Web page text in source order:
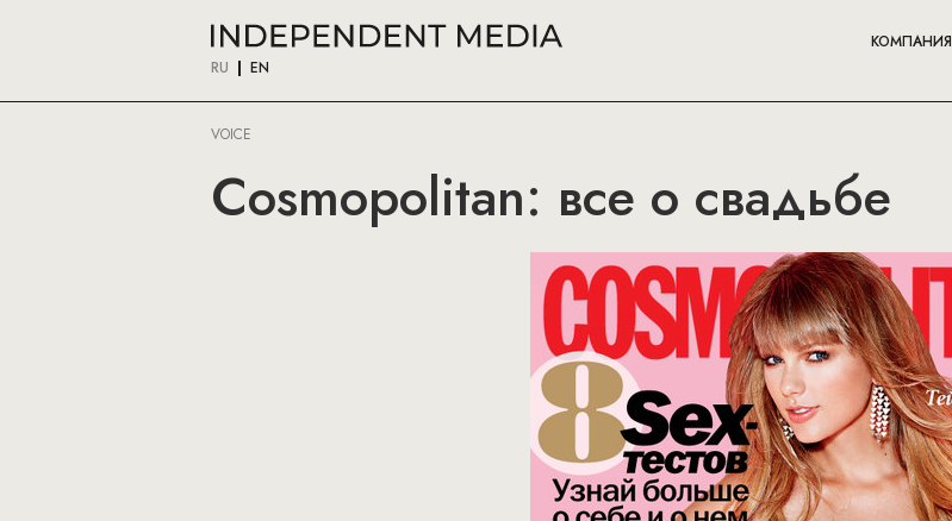
RU EN
КОМПАНИЯ
VOICE
Cosmopolitan: все о свадьбе